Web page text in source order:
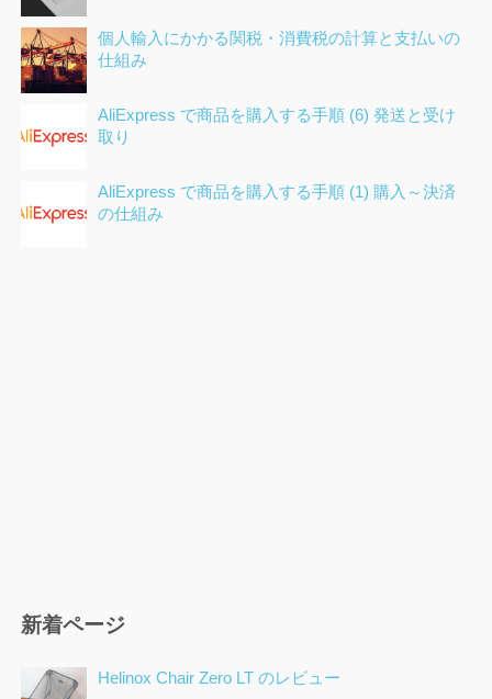
個人輸入にかかる関税・消費税の計算と支払いの
仕組み
AliExpress で商品を購入する手順 (6) 発送と受け
取り
AliExpress で商品を購入する手順 (1) 購入～決済
の仕組み
新着ページ
Helinox Chair Zero LT のレビュー